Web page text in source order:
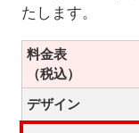
たします。
料金表
（税込）
デザイン